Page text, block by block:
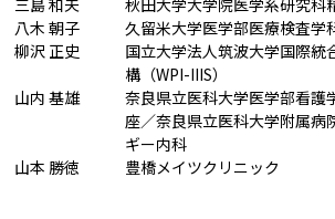
三島 和夫
秋田大学大学院医学系研究科
八木 朝子
久留米大学医学部医療検査学
柳沢 正史
国立大学法人筑波大学国際統
構（WPI-IIIS）
山内 基雄
奈良県立医科大学医学部看護
座／奈良県立医科大学附属
ギー内科
山本 勝徳
豊橋メイツクリニック